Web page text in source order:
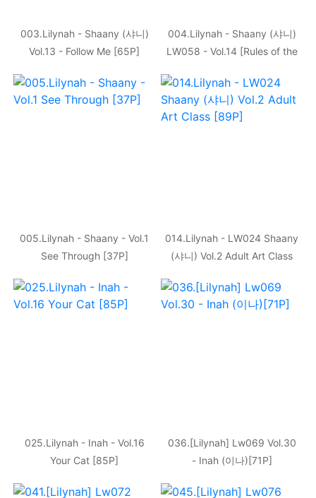
003.Lilynah - Shaany (샤니)
Vol.13 - Follow Me [65P]
004.Lilynah - Shaany (샤니)
LW058 - Vol.14 [Rules of the
005.Lilynah - Shaany - Vol.1
See Through [37P]
014.Lilynah - LW024 Shaany
(샤니) Vol.2 Adult Art Class
025.Lilynah - Inah - Vol.16
Your Cat [85P]
036.[Lilynah] Lw069 Vol.30
- Inah (이나)[71P]